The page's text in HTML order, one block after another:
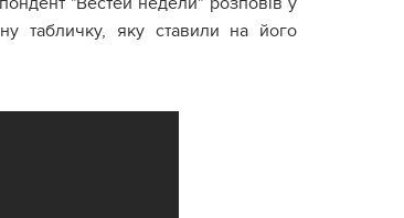
табличку, яку ставили на його